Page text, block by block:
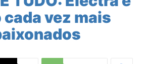
vez mais